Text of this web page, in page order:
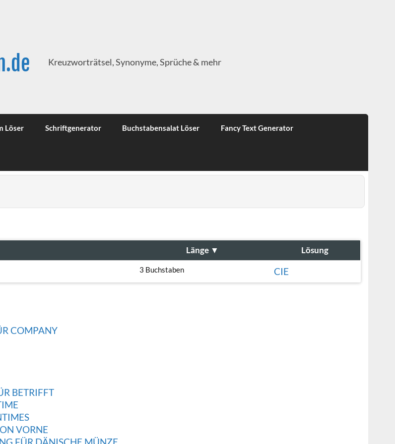
Kreuzworträtsel, Synonyme, Sprüche & mehr
Löser Schriftgenerator Buchstabensalat Löser Fancy Text Generator
Länge ▼ Lösung
3 Buchstaben CIE
COMPANY
BETRIFFT
VORNE